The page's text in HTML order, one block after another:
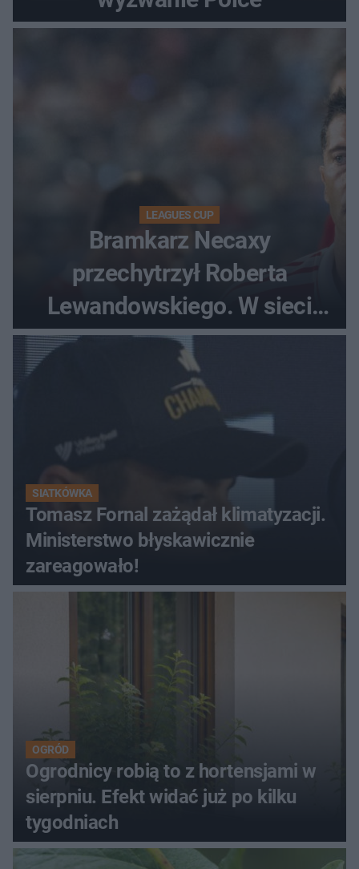
LEAGUES CUP
Bramkarz Necaxy
przechytrzył Roberta
Lewandowskiego. W sieci
krąży wideo z tego pojedynku
SIATKÓWKA
Tomasz Fornal zażądał klimatyzacji.
Ministerstwo błyskawicznie
zareagowało!
OGRÓD
Ogrodnicy robią to z hortensjami w
sierpniu. Efekt widać już po kilku
tygodniach